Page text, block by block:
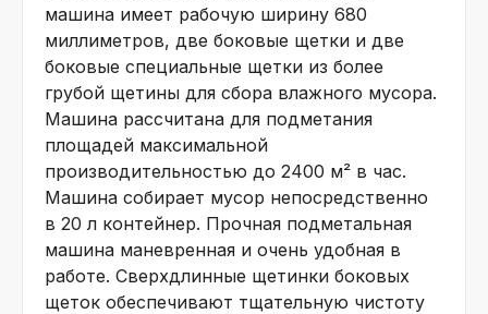
машина имеет рабочую ширину 680
миллиметров, две боковые щетки и две
боковые специальные щетки из более
грубой щетины для сбора влажного мусора.
Машина рассчитана для подметания
площадей максимальной
производительностью до 2400 м² в час.
Машина собирает мусор непосредственно
в 20 л контейнер. Прочная подметальная
машина маневренная и очень удобная в
работе. Сверхдлинные щетинки боковых
щеток обеспечивают тщательную чистоту